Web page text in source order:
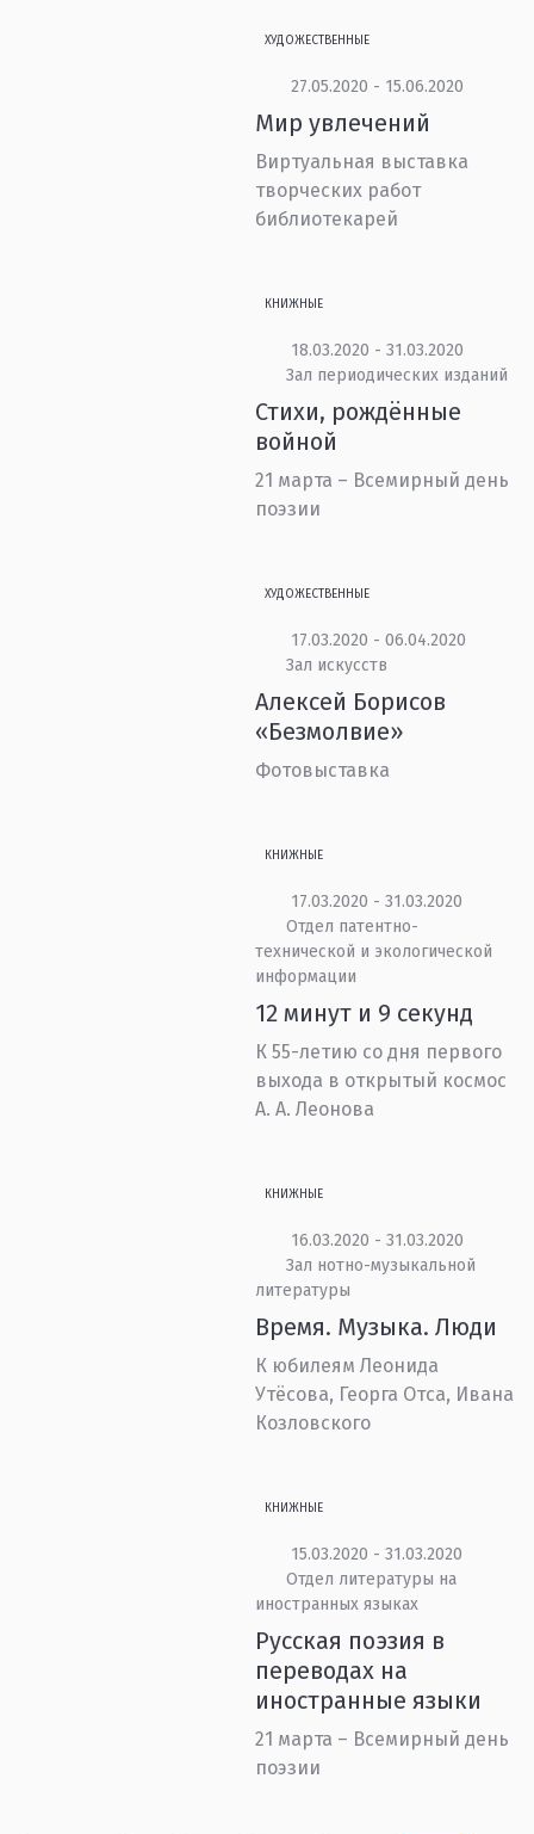
ХУДОЖЕСТВЕННЫЕ
27.05.2020 - 15.06.2020
Мир увлечений
Виртуальная выставка
творческих работ
библиотекарей
КНИЖНЫЕ
18.03.2020 - 31.03.2020
Зал периодических изданий
Стихи, рождённые
войной
21 марта – Всемирный день
поэзии
ХУДОЖЕСТВЕННЫЕ
17.03.2020 - 06.04.2020
Зал искусств
Алексей Борисов
«Безмолвие»
Фотовыставка
КНИЖНЫЕ
17.03.2020 - 31.03.2020
Отдел патентно-
технической и экологической
информации
12 минут и 9 секунд
К 55-летию со дня первого
выхода в открытый космос
А. А. Леонова
КНИЖНЫЕ
16.03.2020 - 31.03.2020
Зал нотно-музыкальной
литературы
Время. Музыка. Люди
К юбилеям Леонида
Утёсова, Георга Отса, Ивана
Козловского
КНИЖНЫЕ
15.03.2020 - 31.03.2020
Отдел литературы на
иностранных языках
Русская поэзия в
переводах на
иностранные языки
21 марта – Всемирный день
поэзии